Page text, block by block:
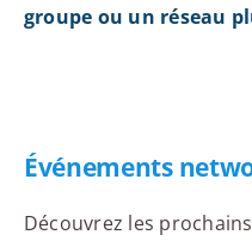
groupe ou un réseau
Événements
Découvrez les